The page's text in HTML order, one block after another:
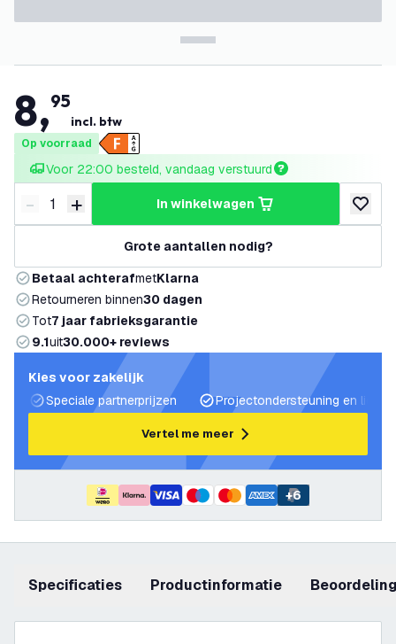
8,95
incl. btw
Op voorraad
Voor 22:00 besteld, vandaag verstuurd
Verminder hoeveelheid
- Verhoog hoeveelheid
+ in winkelwagen
Grote aantallen nodig?
Betaal achterafmetKlarna
Retourneren binnen30 dagen
Tot7 jaar fabrieksgarantie
9.1uit30.000+ reviews
Kies voor zakelijk
Speciale partnerprijzen
Projectondersteuning en
Vertel me meer
+6
Specificaties productinformatie